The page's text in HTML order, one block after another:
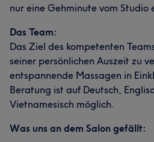
nur eine Gehminute vom Studio
Das Team:
Das Ziel des kompetenten
seiner persönlichen Auszeit zu
entspannende Massagen in
Beratung ist auf Deutsch,
Vietnamesisch möglich.
Was uns an dem Salon gefällt: